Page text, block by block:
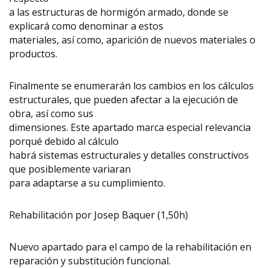
a las estructuras de hormigón armado, donde se
explicará como denominar a estos
materiales, así como, aparición de nuevos materiales o
productos.
Finalmente se enumerarán los cambios en los cálculos
estructurales, que pueden afectar a la ejecución de
obra, así como sus
dimensiones. Este apartado marca especial relevancia
porqué debido al cálculo
habrá sistemas estructurales y detalles constructivos
que posiblemente variaran
para adaptarse a su cumplimiento.
Rehabilitación por Josep Baquer (1,50h)
Nuevo apartado para el campo de la rehabilitación en
reparación y substitución funcional.